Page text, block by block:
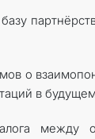
о
в
между